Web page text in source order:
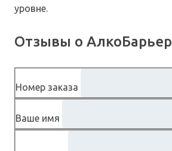
уровне.
Отзывы о АлкоБарьер
Номер заказа
Ваше имя